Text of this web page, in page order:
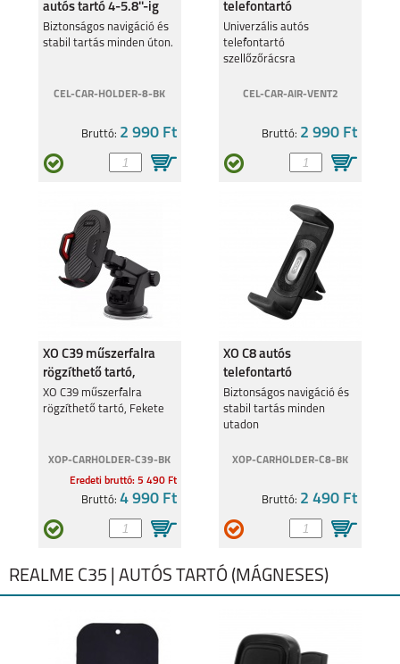
autós tartó 4-5.8''-ig
Biztonságos navigáció és
stabil tartás minden úton.
CEL-CAR-HOLDER-8-BK
Bruttó: 2 990 Ft
telefontartó
szellőzőrácsra
Univerzális autós
telefontartó
szellőzőrácsra
CEL-CAR-AIR-VENT2
Bruttó: 2 990 Ft
XO C39 műszerfalra
rögzíthető tartó,
Fekete
XO C39 műszerfalra
rögzíthető tartó, Fekete
XOP-CARHOLDER-C39-BK
Eredeti bruttó: 5 490 Ft
Bruttó: 4 990 Ft
XO C8 autós
telefontartó
szellőzőrácsra, Fekete
Biztonságos navigáció és
stabil tartás minden
utadon
XOP-CARHOLDER-C8-BK
Bruttó: 2 490 Ft
REALME C35 | AUTÓS TARTÓ (MÁGNESES)